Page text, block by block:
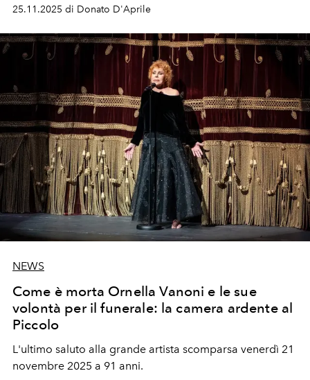
data ufficiale di apertura.
25.11.2025 di Donato D'Aprile
NEWS
Come è morta Ornella Vanoni e le sue
volontà per il funerale: la camera ardente al
Piccolo
L'ultimo saluto alla grande artista scomparsa venerdì 21
novembre 2025 a 91 anni.